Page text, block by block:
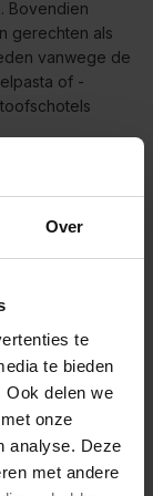
Over
te
te bieden
Ook delen we
onze
analyse. Deze
met andere
Bovendien
gerechten als
vanwege de
of -
natuurlijke
staat bekend
dat het op
kan